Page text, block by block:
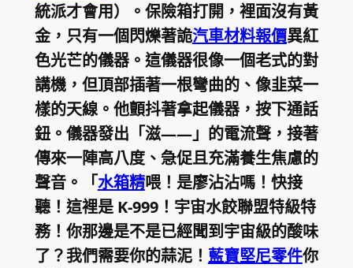
統派才會用）。保險箱打開，裡面沒有黃
金，只有一個閃爍著詭汽車材料報價異紅
色光芒的儀器。這儀器很像一個老式的對
講機，但頂部插著一根彎曲的、像韭菜一
樣的天線。他顫抖著拿起儀器，按下通話
鈕。儀器發出「滋——」的電流聲，接著
傳來一陣高八度、急促且充滿養生焦慮的
聲音。「水箱精喂！是廖沾沾嗎！快接
聽！這裡是 K-999！宇宙水餃聯盟特級特
務！你那邊是不是已經聞到宇宙級的酸味
了？我們需要你的蒜泥！ 藍寶堅尼零件你